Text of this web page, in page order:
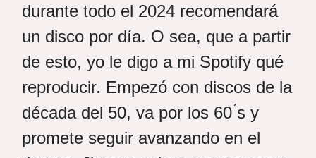
durante todo el 2024 recomendará
un disco por día. O sea, que a partir
de esto, yo le digo a mi Spotify qué
reproducir. Empezó con discos de la
década del 50, va por los 60 ́s y
promete seguir avanzando en el